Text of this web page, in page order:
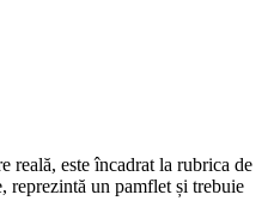
reală, este încadrat la rubrica de
reprezintă un pamflet și trebuie